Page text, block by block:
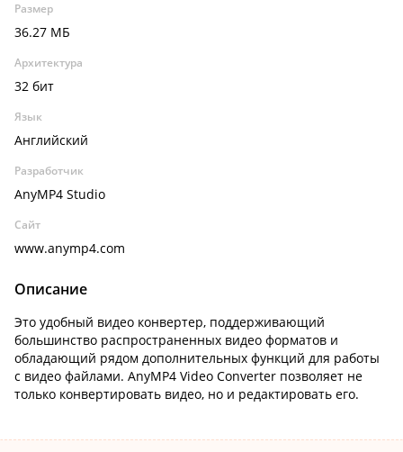
Размер
36.27 МБ
Архитектура
32 бит
Язык
Английский
Разработчик
AnyMP4 Studio
Сайт
www.anymp4.com
Описание
Это удобный видео конвертер, поддерживающий
большинство распространенных видео форматов и
обладающий рядом дополнительных функций для работы
с видео файлами. AnyMP4 Video Converter позволяет не
только конвертировать видео, но и редактировать его.